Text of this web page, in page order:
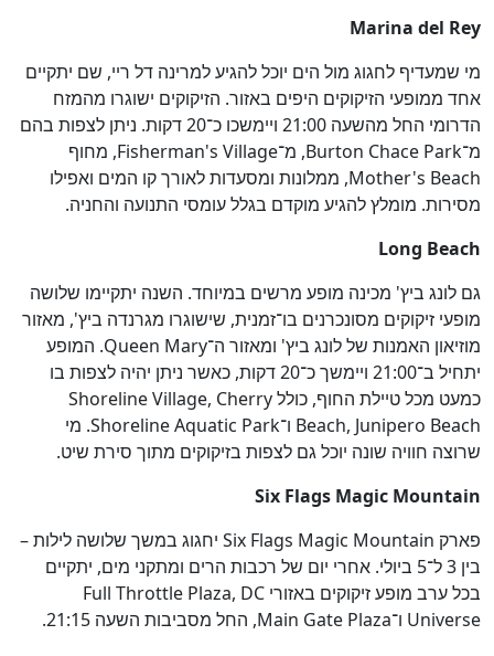
Marina del Rey
מי שמעדיף לחגוג מול הים יוכל להגיע למרינה דל ריי, שם יתקיים
אחד ממופעי הזיקוקים היפים באזור. הזיקוקים ישוגרו מהמזח
הדרומי החל מהשעה 21:00 ויימשכו כ־20 דקות. ניתן לצפות בהם
מ־Burton Chace Park, מ־Fisherman's Village, מחוף
Mother's Beach, ממלונות ומסעדות לאורך קו המים ואפילו
מסירות. מומלץ להגיע מוקדם בגלל עומסי התנועה והחניה.
Long Beach
גם לונג ביץ' מכינה מופע מרשים במיוחד. השנה יתקיימו שלושה
מופעי זיקוקים מסונכרנים בו־זמנית, שישוגרו מגרנדה ביץ', מאזור
מוזיאון האמנות של לונג ביץ' ומאזור ה־Queen Mary. המופע
יתחיל ב־21:00 ויימשך כ־20 דקות, כאשר ניתן יהיה לצפות בו
כמעט מכל טיילת החוף, כולל Shoreline Village, Cherry
Beach, Junipero Beach ו־Shoreline Aquatic Park. מי
שרוצה חוויה שונה יוכל גם לצפות בזיקוקים מתוך סירת שיט.
Six Flags Magic Mountain
פארק Six Flags Magic Mountain יחגוג במשך שלושה לילות –
בין 3 ל־5 ביולי. אחרי יום של רכבות הרים ומתקני מים, יתקיים
בכל ערב מופע זיקוקים באזורי Full Throttle Plaza, DC
Universe ו־Main Gate Plaza, החל מסביבות השעה 21:15.